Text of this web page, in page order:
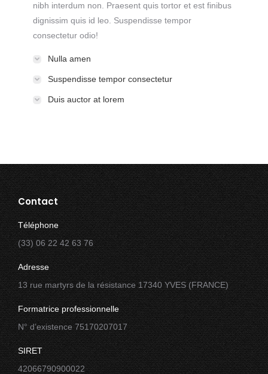
nibh interdum non. Praesent quis tortor et est finibus
dignissim quis id leo. Suspendisse tempor
consectetur odio!
Nulla amen
Suspendisse tempor consectetur
Duis auctor at lorem
Contact
Téléphone
(33) 06 22 42 63 76
Adresse
13 rue martyrs de la résistance 17340 YVES (FRANCE)
Formatrice professionnelle
N° d’existence 75170207017
SIRET
42066790900022